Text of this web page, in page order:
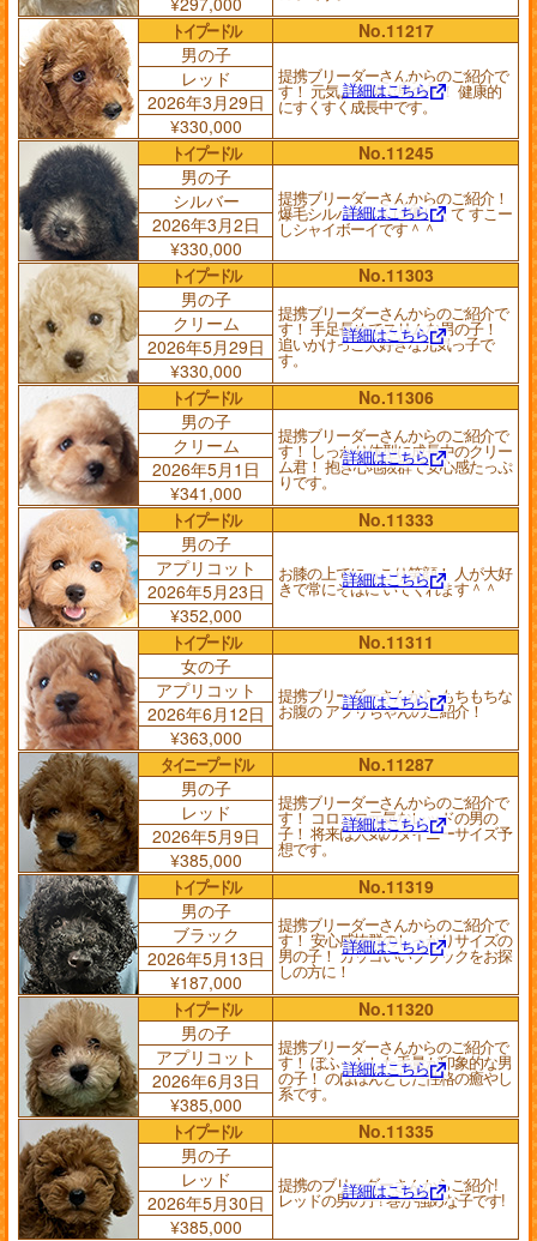
トイプードル
No.11217
男の子
提携ブリーダーさんからのご紹介で
す！ 元気よく遊ぶ男の子！ 健康的
にすくすく成長中です。
詳細はこちら
レッド
2026年3月29日
¥330,000
トイプードル
No.11245
男の子
提携ブリーダーさんからのご紹介！
爆毛シルバーくんは優しくて すこー
しシャイボーイです＾＾
詳細はこちら
シルバー
2026年3月2日
¥330,000
トイプードル
No.11303
男の子
提携ブリーダーさんからのご紹介で
す！ 手足長めでスリムな男の子！
追いかけっこ大好きな元気っ子で
す。
詳細はこちら
クリーム
2026年5月29日
¥330,000
トイプードル
No.11306
男の子
提携ブリーダーさんからのご紹介で
す！ しっかり体型に成長中のクリー
ム君！ 抱き心地抜群で安心感たっぷ
りです。
詳細はこちら
クリーム
2026年5月1日
¥341,000
トイプードル
No.11333
男の子
お膝の上でにっこり笑顔！ 人が大好
きで常にそばに いてくれます＾＾
詳細はこちら
アプリコット
2026年5月23日
¥352,000
トイプードル
No.11311
女の子
提携ブリーダーさんから もちもちな
お腹の アプリちゃんのご紹介！
詳細はこちら
アプリコット
2026年6月12日
¥363,000
タイニープードル
No.11287
男の子
提携ブリーダーさんからのご紹介で
す！ コロコロ元気なレッドの男の
子！ 将来は人気のタイニーサイズ予
想です。
詳細はこちら
レッド
2026年5月9日
¥385,000
トイプードル
No.11319
男の子
提携ブリーダーさんからのご紹介で
す！ 安心感抜群のしっかりサイズの
男の子！ カッコいいブラックをお探
しの方に！
詳細はこちら
ブラック
2026年5月13日
¥187,000
トイプードル
No.11320
男の子
提携ブリーダーさんからのご紹介で
す！ ぼふっとした毛量が印象的な男
の子！ のほほんとした性格の癒やし
系です。
詳細はこちら
アプリコット
2026年6月3日
¥385,000
トイプードル
No.11335
男の子
提携のブリーダーさんからご紹介!
レッドの男の子! 巻が強めな子です!
詳細はこちら
レッド
2026年5月30日
¥385,000